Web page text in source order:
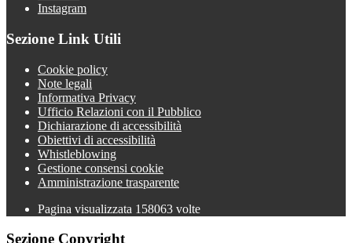
Instagram
Sezione Link Utili
Cookie policy
Note legali
Informativa Privacy
Ufficio Relazioni con il Pubblico
Dichiarazione di accessibilità
Obiettivi di accessibilità
Whistleblowing
Gestione consensi cookie
Amministrazione trasparente
Pagina visualizzata 158063 volte
Sezione Copyright